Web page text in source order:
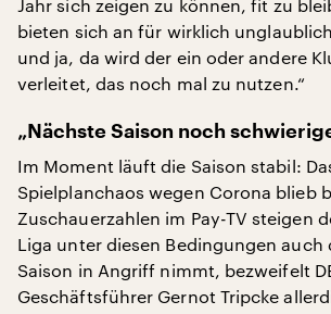
Jahr sich zeigen zu können, fit zu
bieten sich an für wirklich
und ja, da wird der ein oder andere
verleitet, das noch mal zu nutzen.“
„Nächste Saison noch
Im Moment läuft die Saison stabil:
Spielplanchaos wegen Corona blieb
Zuschauerzahlen im Pay-TV steigen
Liga unter diesen Bedingungen auch
Saison in Angriff nimmt, bezweifelt
Geschäftsführer Gernot Tripcke